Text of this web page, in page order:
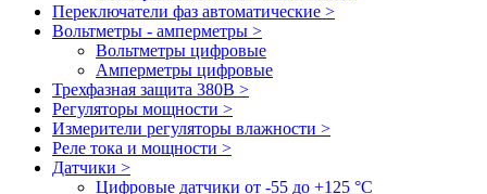
Переключатели фаз автоматические >
Вольтметры - амперметры >
Вольтметры цифровые
Амперметры цифровые
Трехфазная защита 380В >
Регуляторы мощности >
Измерители регуляторы влажности >
Реле тока и мощности >
Датчики >
Цифровые датчики от -55 до +125 °С